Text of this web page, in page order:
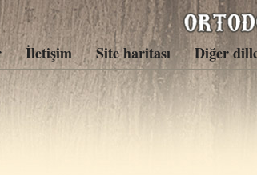
İletişim Site haritası Diğer